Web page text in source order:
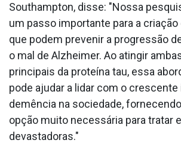
Southampton, disse: "Nossa
um passo importante para a
que podem prevenir a progressão
o mal de Alzheimer. Ao atingir
principais da proteína tau, essa
pode ajudar a lidar com o crescente
demência na sociedade,
opção muito necessária para tratar
devastadoras."